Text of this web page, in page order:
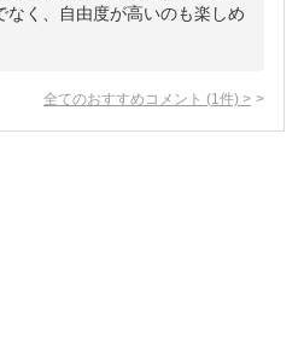
なく、自由度が高いのも楽しめ
全てのおすすめコメント (1 件) >